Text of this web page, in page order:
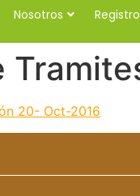
Nosotros
20- Oct-2016